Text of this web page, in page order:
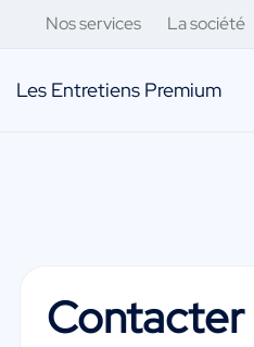
Nos services La société
Les Entretiens Premium
Contacter